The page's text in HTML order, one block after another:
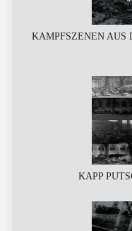
KAMPFSZENEN AUS
KAPP